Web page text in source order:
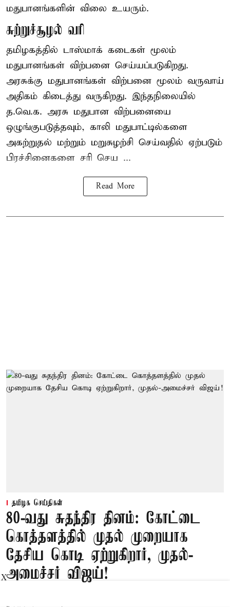
மதுபானங்களின் விலை உயரும்.
சுற்றுச்சூழல் வரி
தமிழகத்தில் டாஸ்மாக் கடைகள் மூலம்
மதுபானங்கள் விற்பனை செய்யப்படுகிறது.
அரசுக்கு மதுபானங்கள் விற்பனை மூலம் வருவாய்
அதிகம் கிடைத்து வருகிறது. இந்தநிலையில்
த.வெ.க. அரசு மதுபான விற்பனையை
ஒழுங்குபடுத்தவும், காலி மதுபாட்டில்களை
அகற்றுதல் மற்றும் மறுசுழற்சி செய்வதில் ஏற்படும்
பிரச்சினைகளை சரி செய ...
Read More
தமிழக செய்திகள்
80-வது சுதந்திர தினம்: கோட்டை
கொத்தளத்தில் முதல் முறையாக
தேசிய கொடி ஏற்றுகிறார், முதல்-
அமைச்சர் விஜய்!
X